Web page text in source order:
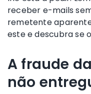
receber e-mails
remetente
este e descubra se
A fraude
não